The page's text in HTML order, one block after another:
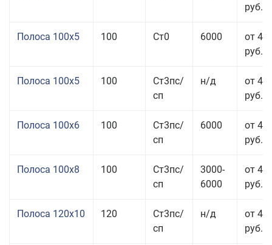
руб.
Полоса 100x5 100 Ст0 6000
от 46
руб.
Полоса 100x5 100
Ст3пс/
сп
н/д
от 46
руб.
Полоса 100x6 100
Ст3пс/
сп
6000
от 46
руб.
Полоса 100x8 100
Ст3пс/
сп
3000-
6000
от 42
руб.
Полоса 120x10 120
Ст3пс/
сп
н/д
от 43
руб.